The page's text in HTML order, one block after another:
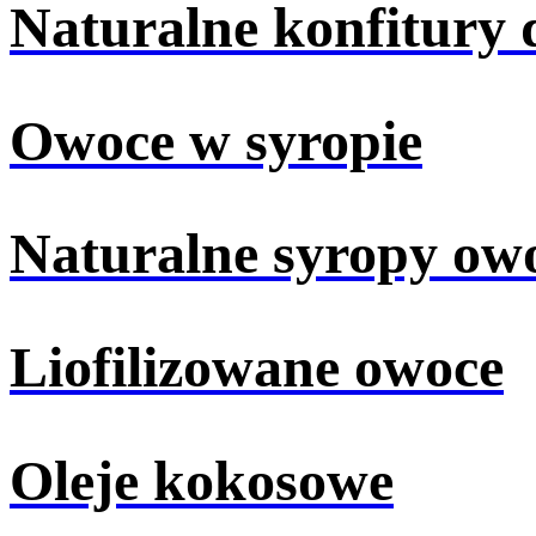
Naturalne konfitury
Owoce w syropie
Naturalne syropy
Liofilizowane owoce
Oleje kokosowe